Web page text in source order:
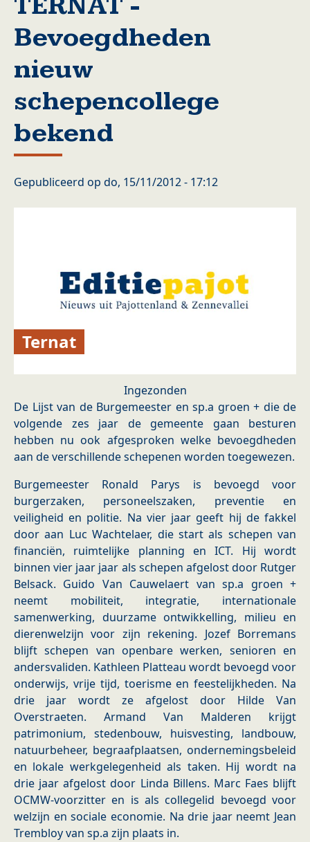
Bevoegdheden
nieuw
schepencollege
bekend
Gepubliceerd op do, 15/11/2012 - 17:12
Ternat
Ingezonden
De Lijst van de Burgemeester en sp.a groen + die de
volgende zes jaar de gemeente gaan besturen
hebben nu ook afgesproken welke bevoegdheden
aan de verschillende schepenen worden toegewezen.
Burgemeester Ronald Parys is bevoegd voor
burgerzaken, personeelszaken, preventie en
veiligheid en politie. Na vier jaar geeft hij de fakkel
door aan Luc Wachtelaer, die start als schepen van
financiën, ruimtelijke planning en ICT. Hij wordt
binnen vier jaar jaar als schepen afgelost door Rutger
Belsack. Guido Van Cauwelaert van sp.a groen +
neemt mobiliteit, integratie, internationale
samenwerking, duurzame ontwikkelling, milieu en
dierenwelzijn voor zijn rekening. Jozef Borremans
blijft schepen van openbare werken, senioren en
andersvaliden. Kathleen Platteau wordt bevoegd voor
onderwijs, vrije tijd, toerisme en feestelijkheden. Na
drie jaar wordt ze afgelost door Hilde Van
Overstraeten. Armand Van Malderen krijgt
patrimonium, stedenbouw, huisvesting, landbouw,
natuurbeheer, begraafplaatsen, ondernemingsbeleid
en lokale werkgelegenheid als taken. Hij wordt na
drie jaar afgelost door Linda Billens. Marc Faes blijft
OCMW-voorzitter en is als collegelid bevoegd voor
welzijn en sociale economie. Na drie jaar neemt Jean
Trembloy van sp.a zijn plaats in.